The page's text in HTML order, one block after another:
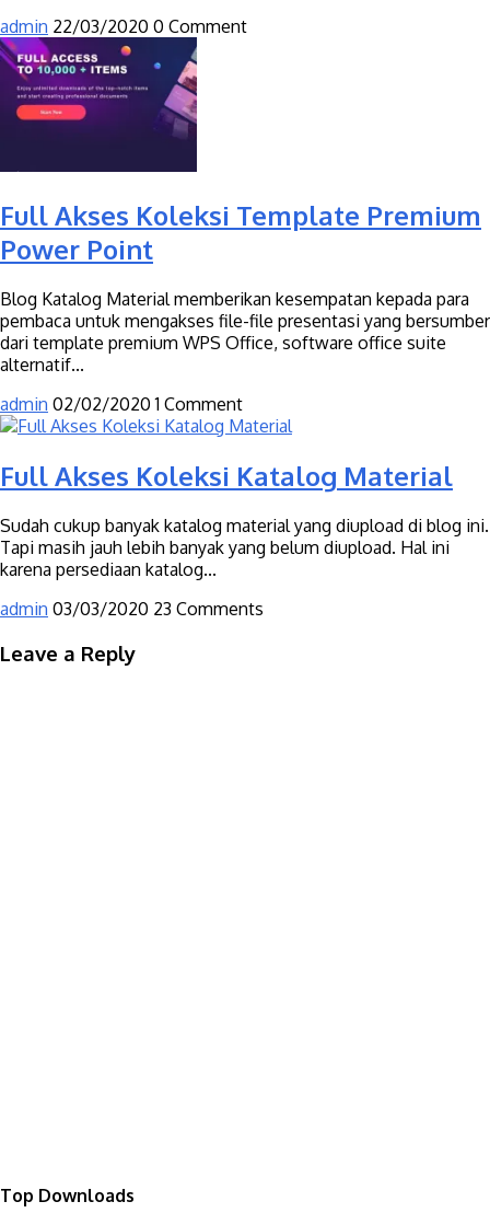
admin 22/03/2020 0 Comment
Full Akses Koleksi Template Premium
Power Point
Blog Katalog Material memberikan kesempatan kepada para
pembaca untuk mengakses file-file presentasi yang bersumber
dari template premium WPS Office, software office suite
alternatif...
admin 02/02/2020 1 Comment
Full Akses Koleksi Katalog Material
Sudah cukup banyak katalog material yang diupload di blog ini.
Tapi masih jauh lebih banyak yang belum diupload. Hal ini
karena persediaan katalog...
admin 03/03/2020 23 Comments
Leave a Reply
Top Downloads